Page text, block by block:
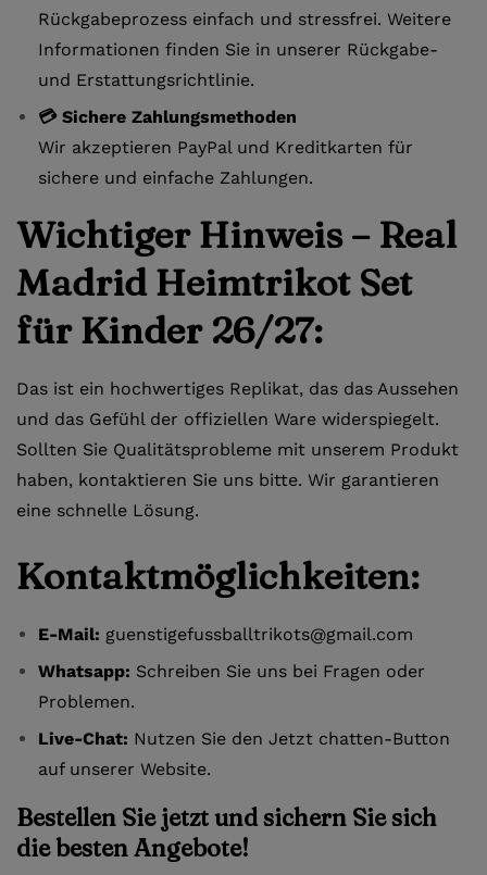
Rückgabeprozess einfach und stressfrei. Weitere
Informationen finden Sie in unserer Rückgabe-
und Erstattungsrichtlinie.
💳 Sichere Zahlungsmethoden
Wir akzeptieren PayPal und Kreditkarten für
sichere und einfache Zahlungen.
Wichtiger Hinweis – Real
Madrid Heimtrikot Set
für Kinder 26/27:
Das ist ein hochwertiges Replikat, das das Aussehen
und das Gefühl der offiziellen Ware widerspiegelt.
Sollten Sie Qualitätsprobleme mit unserem Produkt
haben, kontaktieren Sie uns bitte. Wir garantieren
eine schnelle Lösung.
Kontaktmöglichkeiten:
E-Mail: guenstigefussballtrikots@gmail.com
Whatsapp: Schreiben Sie uns bei Fragen oder
Problemen.
Live-Chat: Nutzen Sie den Jetzt chatten-Button
auf unserer Website.
Bestellen Sie jetzt und sichern Sie sich
die besten Angebote!